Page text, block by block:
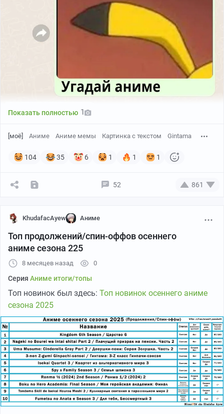
Моя телега с баянами
про аниме и в которой я ничего не рекламирую
своего твича
Показать полностью 1
[моё] Аниме Аниме мемы Картинка с текстом Gintama
104 35 6 1 1 1
52 861
KhudafacAyew Аниме
Топ продолжений/спин-оффов осеннего
аниме сезона 225
8 месяцев назад 0
Серия Аниме итоги/топы
Топ новинок был здесь: Топ новинок осеннего аниме
сезона 2025